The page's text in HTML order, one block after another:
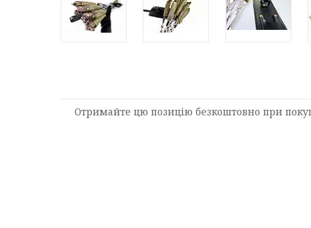
Отримайте цю позицію безкоштовно при